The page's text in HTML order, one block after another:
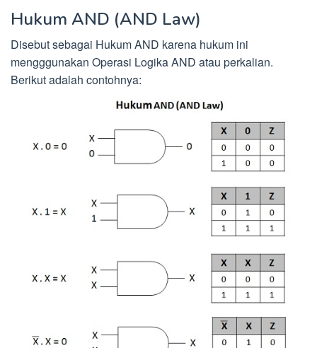
Hukum AND (AND Law)
Disebut sebagai Hukum AND karena hukum ini
mengggunakan Operasi Logika AND atau perkalian.
Berikut adalah contohnya: